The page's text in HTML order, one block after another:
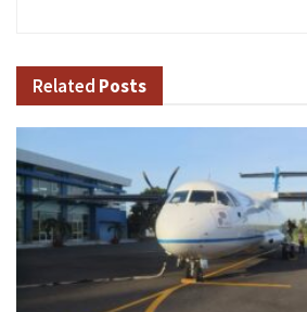
Related Posts